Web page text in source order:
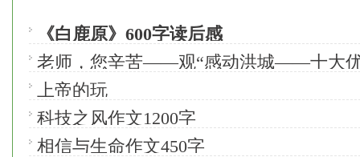
《白鹿原》600字读后感
老师，您辛苦——观“感动洪城——十大
奖晚会”有感12
上帝的玩
科技之风作文1200字
相信与生命作文450字